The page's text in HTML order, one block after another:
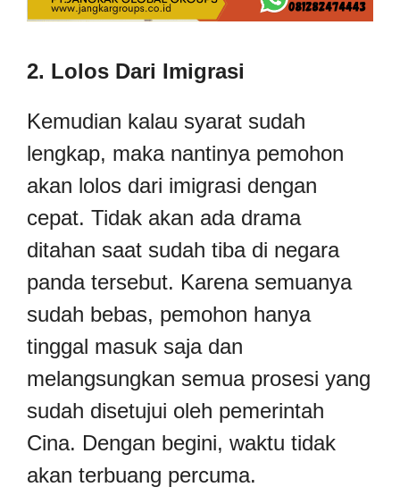
2. Lolos Dari Imigrasi
Kemudian kalau syarat sudah
lengkap, maka nantinya pemohon
akan lolos dari imigrasi dengan
cepat. Tidak akan ada drama
ditahan saat sudah tiba di negara
panda tersebut. Karena semuanya
sudah bebas, pemohon hanya
tinggal masuk saja dan
melangsungkan semua prosesi yang
sudah disetujui oleh pemerintah
Cina. Dengan begini, waktu tidak
akan terbuang percuma.